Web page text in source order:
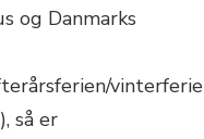
og Danmarks
så er